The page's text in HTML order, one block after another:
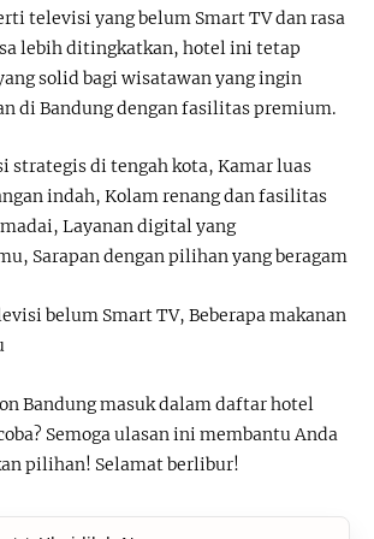
televisi yang belum Smart TV dan rasa
lebih ditingkatkan, hotel ini tetap
solid bagi wisatawan yang ingin
di Bandung dengan fasilitas premium.
strategis di tengah kota, Kamar luas
indah, Kolam renang dan fasilitas
Layanan digital yang
Sarapan dengan pilihan yang beragam
belum Smart TV, Beberapa makanan
Bandung masuk dalam daftar hotel
Semoga ulasan ini membantu Anda
pilihan! Selamat berlibur!